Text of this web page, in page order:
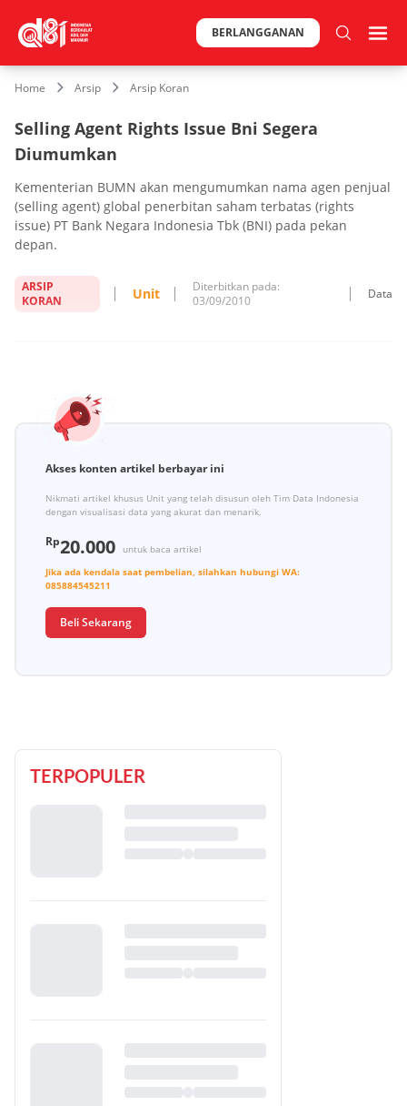
BERLANGGANAN
Home Arsip Arsip Koran
Selling Agent Rights Issue Bni Segera
Diumumkan
Kementerian BUMN akan mengumumkan nama agen penjual
(selling agent) global penerbitan saham terbatas (rights
issue) PT Bank Negara Indonesia Tbk (BNI) pada pekan
depan.
ARSIP
KORAN
Unit
Diterbitkan pada:
03/09/2010
Data
Akses konten artikel berbayar ini
Nikmati artikel khusus Unit yang telah disusun oleh Tim Data Indonesia
dengan visualisasi data yang akurat dan menarik.
Rp20.000
untuk baca artikel
Jika ada kendala saat pembelian, silahkan hubungi WA:
085884545211
Beli Sekarang
TERPOPULER